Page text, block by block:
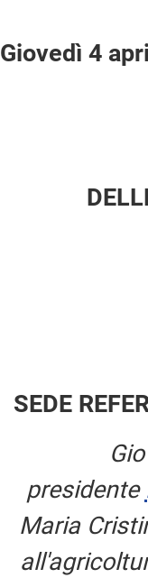
Giovedì 4
SEDE
presidente
Maria